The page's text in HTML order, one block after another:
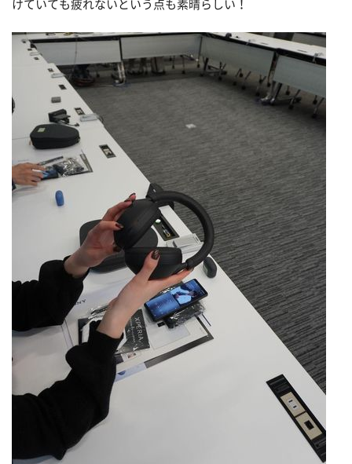
けていても疲れないという点も素晴らしい！